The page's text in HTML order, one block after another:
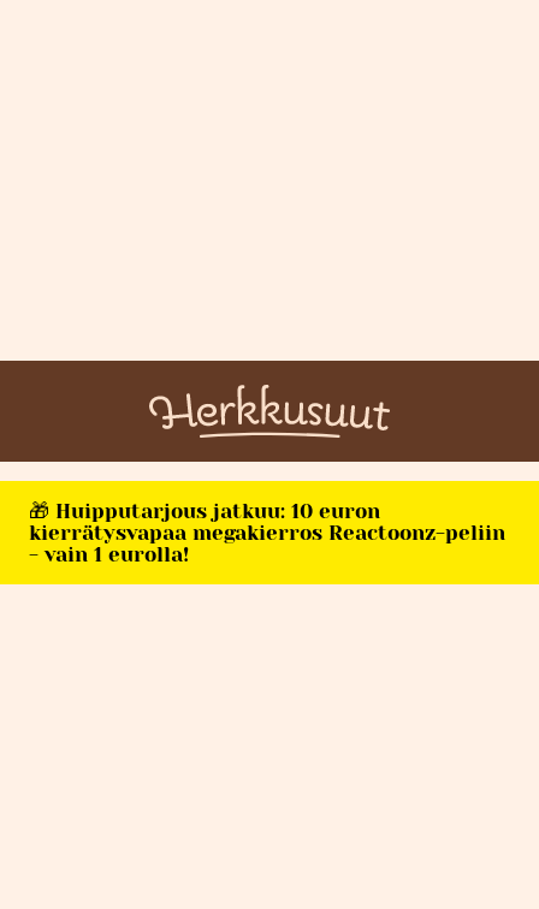
🎁 Huipputarjous jatkuu: 10 euron
kierrätysvapaa megakierros Reactoonz-peliin
- vain 1 eurolla!